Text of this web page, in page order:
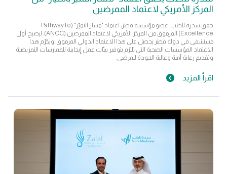
المركز الأمريكي لاعتماد الممرضين
حقق سدرة للطب، عضو مؤسسة قطر، اعتماد "مسار التميّز" (Pathway to
Excellence) المرموق من المركز الأمريكي لاعتماد الممرضين (ANCC)، ليصبح أول
مستشفى في دولة قطر يحصل على هذا الاعتماد الدولي المرموق. ويكرّم هذا
الاعتماد المؤسسات الصحية التي تلتزم بتوفير بيئات عمل إيجابية للممارسات التمريضية
وتقديم رعاية آمنة وعالية الجودة للمرضى.
اقرأ المزيد